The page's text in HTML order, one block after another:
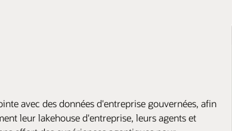
avec des données d'entreprise gouvernées, afin
leur lakehouse d'entreprise, leurs agents et